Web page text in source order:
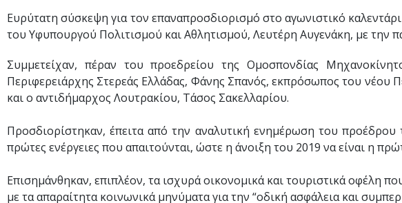
Ευρύτατη σύσκεψη για τον επαναπροσδιορισμό στο αγωνιστικό
του Υφυπουργού Πολιτισμού και Αθλητισμού, Λευτέρη Αυγενάκη, με την
Συμμετείχαν, πέραν του προεδρείου της Ομοσπονδίας
Περιφερειάρχης Στερεάς Ελλάδας, Φάνης Σπανός, εκπρόσωπος του
και ο αντιδήμαρχος Λουτρακίου, Τάσος Σακελλαρίου.
Προσδιορίστηκαν, έπειτα από την αναλυτική ενημέρωση του προέδρου
πρώτες ενέργειες που απαιτούνται, ώστε η άνοιξη του 2019 να είναι η
Επισημάνθηκαν, επιπλέον, τα ισχυρά οικονομικά και τουριστικά οφέλη
με τα απαραίτητα κοινωνικά μηνύματα για την “οδική ασφάλεια και